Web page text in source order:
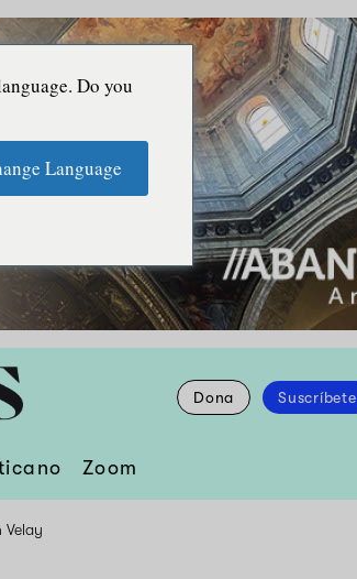
Dona Suscríbete
Zoom
Velay
Do you
Language